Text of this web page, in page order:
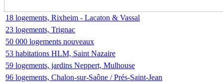
18 logements, Rixheim - Lacaton & Vassal
23 logements, Trignac
50 000 logements nouveaux
53 habitations HLM, Saint Nazaire
59 logements, jardins Neppert, Mulhouse
96 logements, Chalon-sur-Saône / Prés-Saint-Jean